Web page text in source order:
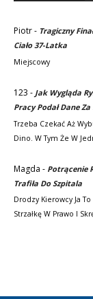
Piotr- Tragiczny
Ciało 37-Latka
Miejscowy
123 - Jak Wygląda
Pracy Podał Dane Za
Trzeba Czekać Aż
Dino. W Tym Że W
Magda - Potrącenie
Trafiła Do Szpitala
Drodzy Kierowcy Ja
Strzałkę W Prawo I